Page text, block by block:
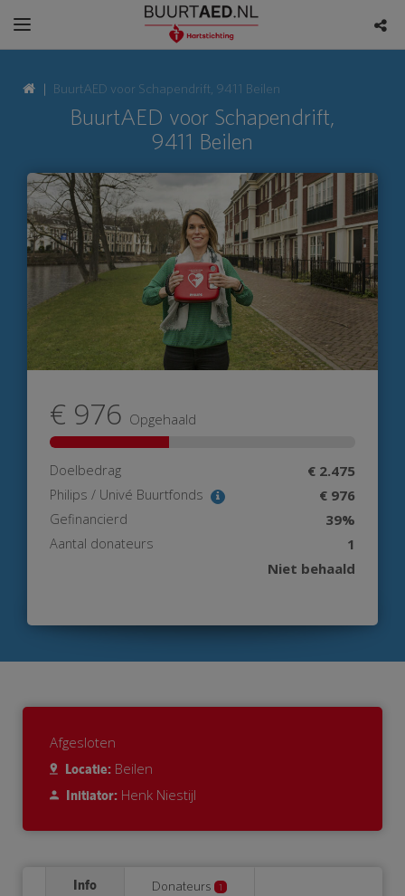
BuurtAED voor Schapendrift, 9411 Beilen
BuurtAED voor Schapendrift,
9411 Beilen
€ 976 Opgehaald
Doelbedrag € 2.475
Philips / Univé Buurtfonds € 976
Gefinancierd 39%
Aantal donateurs
1
Niet behaald
Afgesloten
Locatie: Beilen
Initiator: Henk Niestijl
Info Donateurs 1